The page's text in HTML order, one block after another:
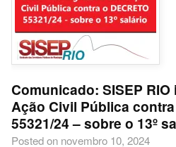
Comunicado: SISEP
Ação Civil Pública
55321/24 – sobre o 13º
Posted on novembro 10, 2024